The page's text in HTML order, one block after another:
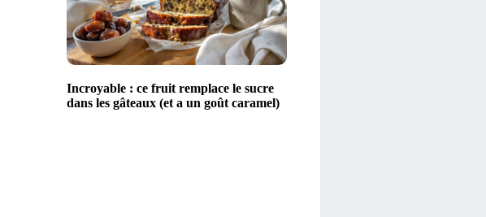
Incroyable : ce fruit remplace le sucre
dans les gâteaux (et a un goût caramel)